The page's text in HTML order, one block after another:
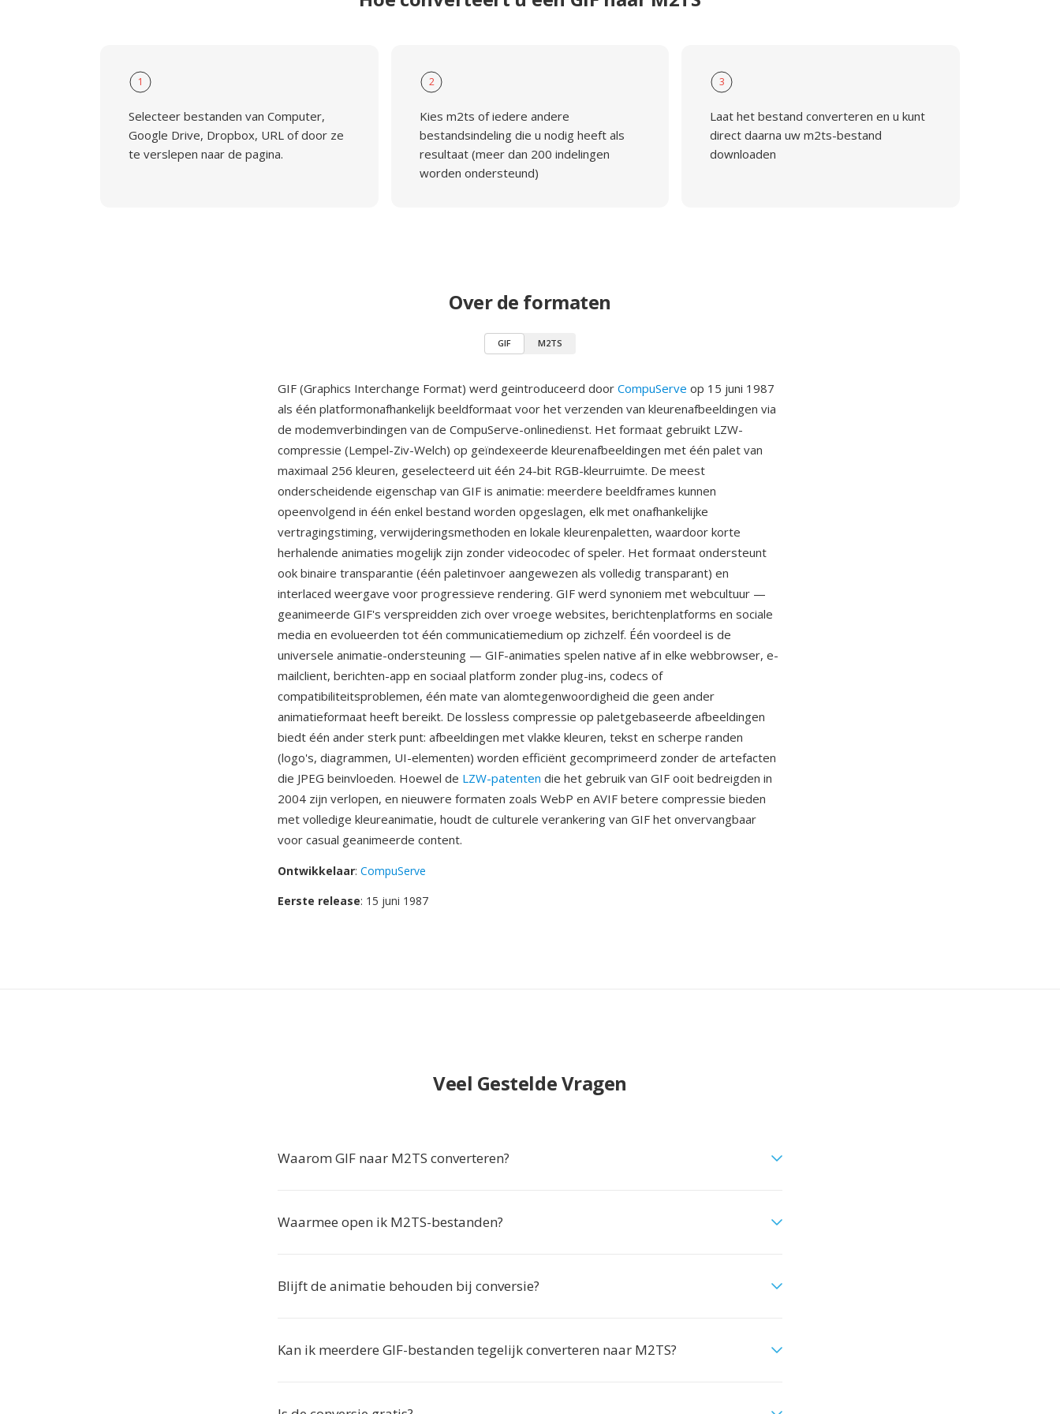
1
Selecteer bestanden van Computer,
Google Drive, Dropbox, URL of door ze
te verslepen naar de pagina.
2
Kies m2ts of iedere andere
bestandsindeling die u nodig heeft als
resultaat (meer dan 200 indelingen
worden ondersteund)
3
Laat het bestand converteren en u kunt
direct daarna uw m2ts-bestand
downloaden
Over de formaten
GIF M2TS
GIF (Graphics Interchange Format) werd geintroduceerd door CompuServe op 15 juni 1987
als één platformonafhankelijk beeldformaat voor het verzenden van kleurenafbeeldingen via
de modemverbindingen van de CompuServe-onlinedienst. Het formaat gebruikt LZW-
compressie (Lempel-Ziv-Welch) op geïndexeerde kleurenafbeeldingen met één palet van
maximaal 256 kleuren, geselecteerd uit één 24-bit RGB-kleurruimte. De meest
onderscheidende eigenschap van GIF is animatie: meerdere beeldframes kunnen
opeenvolgend in één enkel bestand worden opgeslagen, elk met onafhankelijke
vertragingstiming, verwijderingsmethoden en lokale kleurenpaletten, waardoor korte
herhalende animaties mogelijk zijn zonder videocodec of speler. Het formaat ondersteunt
ook binaire transparantie (één paletinvoer aangewezen als volledig transparant) en
interlaced weergave voor progressieve rendering. GIF werd synoniem met webcultuur —
geanimeerde GIF's verspreidden zich over vroege websites, berichtenplatforms en sociale
media en evolueerden tot één communicatiemedium op zichzelf. Één voordeel is de
universele animatie-ondersteuning — GIF-animaties spelen native af in elke webbrowser, e-
mailclient, berichten-app en sociaal platform zonder plug-ins, codecs of
compatibiliteitsproblemen, één mate van alomtegenwoordigheid die geen ander
animatieformaat heeft bereikt. De lossless compressie op paletgebaseerde afbeeldingen
biedt één ander sterk punt: afbeeldingen met vlakke kleuren, tekst en scherpe randen
(logo's, diagrammen, UI-elementen) worden efficiënt gecomprimeerd zonder de artefacten
die JPEG beinvloeden. Hoewel de LZW-patenten die het gebruik van GIF ooit bedreigden in
2004 zijn verlopen, en nieuwere formaten zoals WebP en AVIF betere compressie bieden
met volledige kleureanimatie, houdt de culturele verankering van GIF het onvervangbaar
voor casual geanimeerde content.
Ontwikkelaar: CompuServe
Eerste release: 15 juni 1987
Veel Gestelde Vragen
Waarom GIF naar M2TS converteren?
Waarmee open ik M2TS-bestanden?
Blijft de animatie behouden bij conversie?
Kan ik meerdere GIF-bestanden tegelijk converteren naar M2TS?